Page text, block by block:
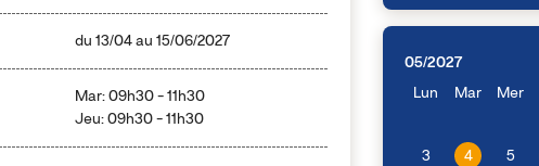
du13/04 au15/06/2027
05/2027
Lun
Mar Mer
3 4 5
Mar: 09h30 - 11h30
Jeu: 09h30 - 11h30